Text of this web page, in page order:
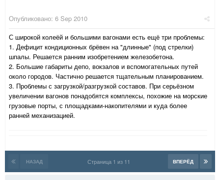
Опубликовано: 6 Sep 2010
С широкой колеёй и большими вагонами есть ещё три проблемы:
1. Дефицит кондиционных брёвен на "длинные" (под стрелки)
шпалы. Решается ранним изобретением железобетона.
2. Большие габариты депо, вокзалов и вспомогательных путей
около городов. Частично решается тщательным планированием.
3. Проблемы с загрузкой/разгрузкой составов. При серьёзном
увеличении вагонов понадобятся комплексы, похожие на морские
грузовые порты, с площадками-накопителями и куда более
ранней механизацией.
НАЗАД ВПЕРЁД
Страница 1 из 11